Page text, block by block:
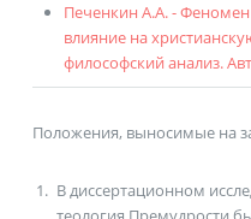
Печенкин А.А. -
влияние на
философский анализ.
Положения, выносимые на
В диссертационном